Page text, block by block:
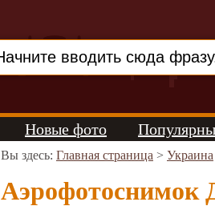
Новые фото
Вы здесь: Главная страница > Украина
Аэрофотоснимок